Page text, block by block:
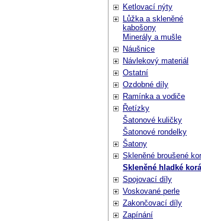
Ketlovací nýty
Lůžka a skleněné
kabošony
Minerály a mušle
Náušnice
Návlekový materiál
Ostatní
Ozdobné díly
Ramínka a vodiče
Řetízky
Šatonové kuličky
Šatonové rondelky
Šatony
Skleněné broušené
Skleněné hladké
Spojovací díly
Voskované perle
Zakončovací díly
Zapínání